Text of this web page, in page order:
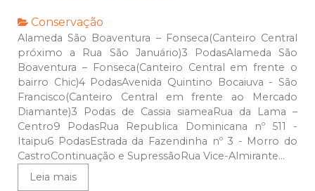
Conservação
Alameda São Boaventura – Fonseca(Canteiro Central
próximo a Rua São Januário)3 PodasAlameda São
Boaventura – Fonseca(Canteiro Central em frente o
bairro Chic)4 PodasAvenida Quintino Bocaiuva - São
Francisco(Canteiro Central em frente ao Mercado
Diamante)3 Podas de Cassia siameaRua da Lama –
Centro9 PodasRua Republica Dominicana nº 511 -
Itaipu6 PodasEstrada da Fazendinha nº 3 - Morro do
CastroContinuação e SupressãoRua Vice-Almirante...
Leia mais